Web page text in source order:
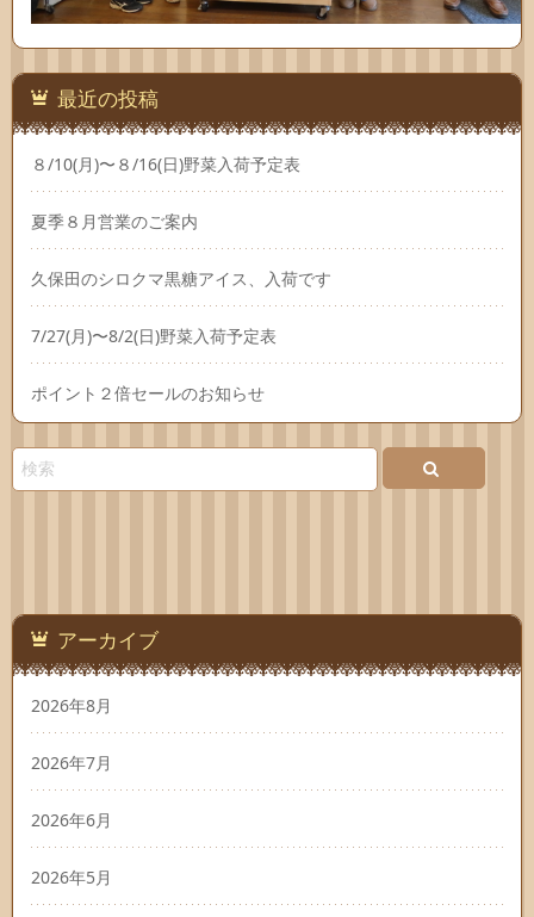
最近の投稿
８/10(月)〜８/16(日)野菜入荷予定表
夏季８月営業のご案内
久保田のシロクマ黒糖アイス、入荷です
7/27(月)〜8/2(日)野菜入荷予定表
ポイント２倍セールのお知らせ
アーカイブ
2026年8月
2026年7月
2026年6月
2026年5月